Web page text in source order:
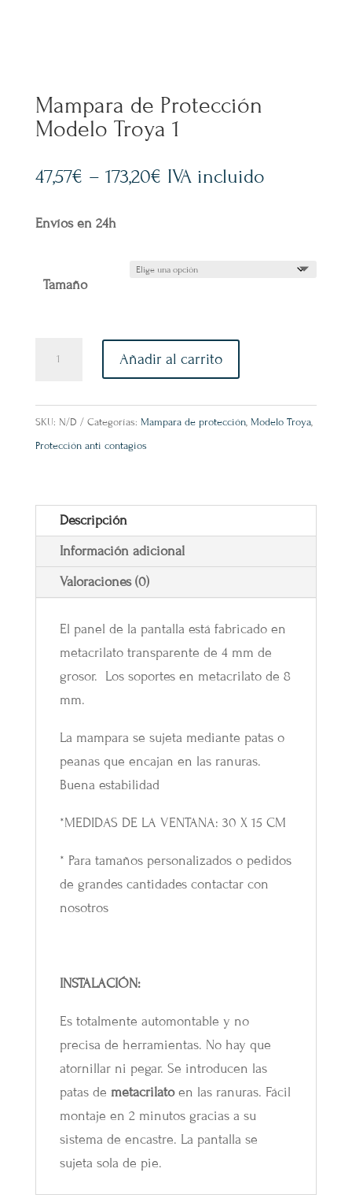
Mampara de Protección
Modelo Troya 1
47,57€ – 173,20€ IVA incluido
Envíos en 24h
Tamaño
Modelo
Troya
Añadir al carrito
SKU: N/D Categorías: Mampara de protección, Modelo Troya,
Protección anti contagios
Descripción
Información adicional
Valoraciones (0)
El panel de la pantalla está fabricado en
metacrilato transparente de 4 mm de
grosor. Los soportes en metacrilato de 8
mm.
La mampara se sujeta mediante patas o
peanas que encajan en las ranuras.
Buena estabilidad
*MEDIDAS DE LA VENTANA: 30 X 15 CM
* Para tamaños personalizados o pedidos
de grandes cantidades contactar con
nosotros
INSTALACIÓN:
Es totalmente automontable y no
precisa de herramientas. No hay que
atornillar ni pegar. Se introducen las
patas de metacrilatoen las ranuras. Fácil
montaje en 2 minutos gracias a su
sistema de encastre. La pantalla se
sujeta sola de pie.